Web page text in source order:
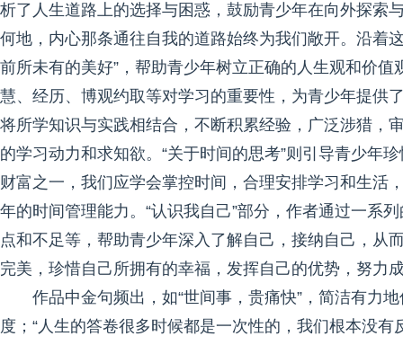
析了人生道路上的选择与困惑，鼓励青少年在向外探索
何地，内心那条通往自我的道路始终为我们敞开。沿着
前所未有的美好”，帮助青少年树立正确的人生观和价值
慧、经历、博观约取等对学习的重要性，为青少年提供
将所学知识与实践相结合，不断积累经验，广泛涉猎，
的学习动力和求知欲。“关于时间的思考”则引导青少年
财富之一，我们应学会掌控时间，合理安排学习和生活
年的时间管理能力。“认识我自己”部分，作者通过一系
点和不足等，帮助青少年深入了解自己，接纳自己，从
完美，珍惜自己所拥有的幸福，发挥自己的优势，努力
作品中金句频出，如“世间事，贵痛快”，简洁有力
度；“人生的答卷很多时候都是一次性的，我们根本没